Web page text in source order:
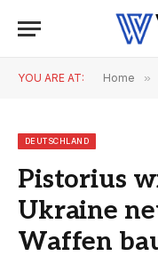
YOU ARE AT: Home »
DEUTSCHLAND
Pistorius
Ukraine
Waffen